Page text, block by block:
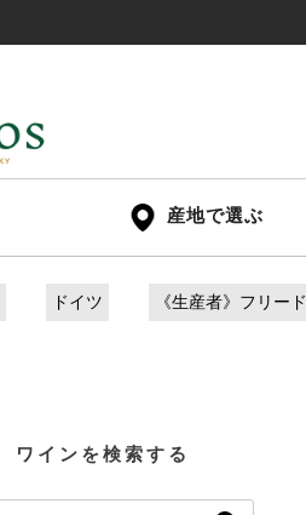
産地で選ぶ
ドイツ 《生産者》フリー
ワインを検索する